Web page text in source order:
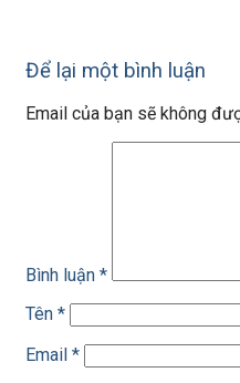
Để lại một bình luận
Email của bạn sẽ không
Bình luận *
Tên *
Email *